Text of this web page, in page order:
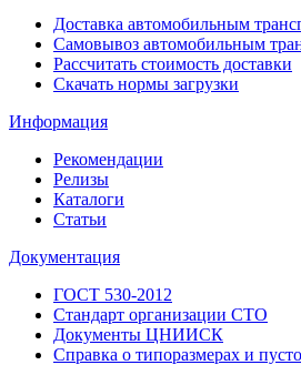
Доставка автомобильным
Самовывоз автомобильным
Рассчитать стоимость доставки
Скачать нормы загрузки
Информация
Рекомендации
Релизы
Каталоги
Статьи
Документация
ГОСТ 530-2012
Стандарт организации СТО
Документы ЦНИИСК
Справка о типоразмерах и